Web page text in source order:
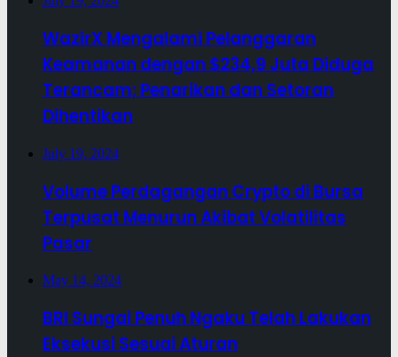
WazirX Mengalami Pelanggaran
Keamanan dengan $234,9 Juta Diduga
Terancam; Penarikan dan Setoran
Dihentikan
July 19, 2024
Volume Perdagangan Crypto di Bursa
Terpusat Menurun Akibat Volatilitas
Pasar
May 14, 2024
BRI Sungai Penuh Ngaku Telah Lakukan
Eksekusi Sesuai Aturan